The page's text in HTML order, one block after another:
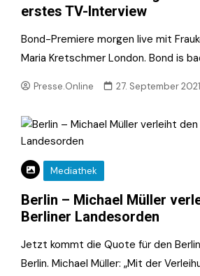
erstes TV-Interview
Bond-Premiere morgen live mit
Maria Kretschmer London. Bond is
Presse.Online 27. September 2021
Mediathek
Berlin – Michael Müller
Berliner Landesorden
Jetzt kommt die Quote für den
Berlin. Michael Müller: „Mit der